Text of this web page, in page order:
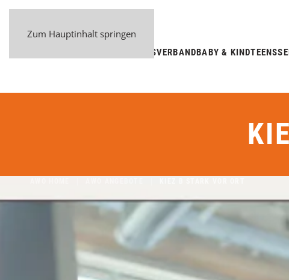
Zum Hauptinhalt springen
BEZIRKSVERBANDBABY & KINDTEENS